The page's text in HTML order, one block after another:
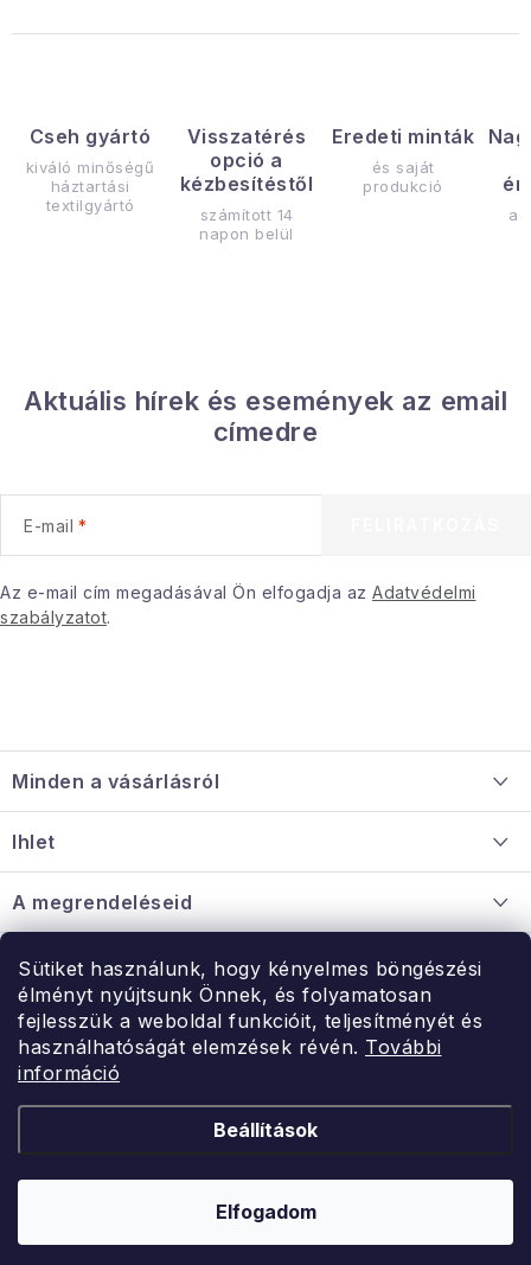
Sütiket használunk, hogy kényelmes böngészési
élményt nyújtsunk Önnek, és folyamatosan
fejlesszük a weboldal funkcióit, teljesítményét és
használhatóságát elemzések révén. További
információ
Beállítások
Elfogadom
Cseh gyártó
kiváló minőségű
háztartási
textilgyártó
Visszatérés
opció a
kézbesítéstől
számított 14
napon belül
Eredeti minták
és saját
produkció
Aktuális hírek és események az email
címedre
E-mail
Az e-mail cím megadásával Ön elfogadja az Adatvédelmi
szabályzatot.
á
b
é
c
Minden a vásárlásról
Információ a mellékletről
Nagykereskedelmi együttműködés
Ihlet
A megrendeléseid
Érintkezés
Rendelésem
Érintkezés
Hé-Pé: 9:00-15:00
uzlet@modernvasarlas.hu
Kereskedelem feltételei
ModernVasarlas.hu. Minden jog fenntartva.